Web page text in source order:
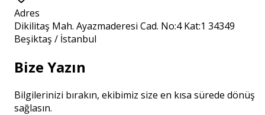
Adres
Dikilitaş Mah. Ayazmaderesi Cad. No:4 Kat:1 34349
Beşiktaş / İstanbul
Bize Yazın
Bilgilerinizi bırakın, ekibimiz size en kısa sürede dönüş
sağlasın.